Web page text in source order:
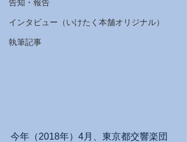
告知・報告
インタビュー（いけたく本舗オリジナル）
執筆記事
今年（2018年）4月、東京都交響楽団